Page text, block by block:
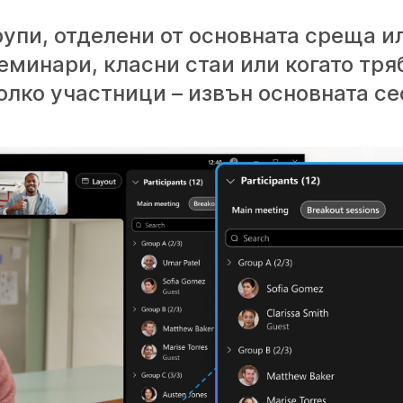
отделени от основната среща
класни стаи или когато
участници – извън основната